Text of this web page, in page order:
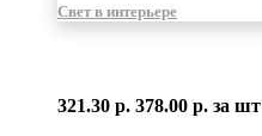
Свет в интерьере
321.30 р. 378.00 р. за шт